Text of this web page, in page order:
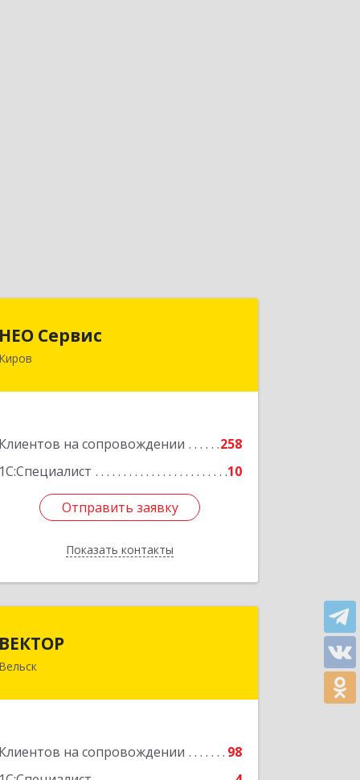
НЕО Сервис
Киров
Клиентов на сопровождении
258
1С:Специалист
10
Отправить заявку
Показать контакты
Отправить заявку
Назад
ВЕКТОР
Вельск
Клиентов на сопровождении
98
165150, Архангельская обл, Вельский
Подробнее